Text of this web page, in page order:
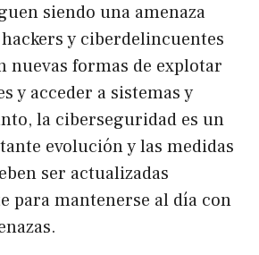
siendo una amenaza
y ciberdelincuentes
nuevas formas de explotar
y acceder a sistemas y
la ciberseguridad es un
evolución y las medidas
ser actualizadas
para mantenerse al día con